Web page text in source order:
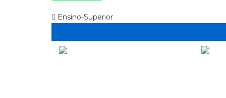
Ensino-Superior